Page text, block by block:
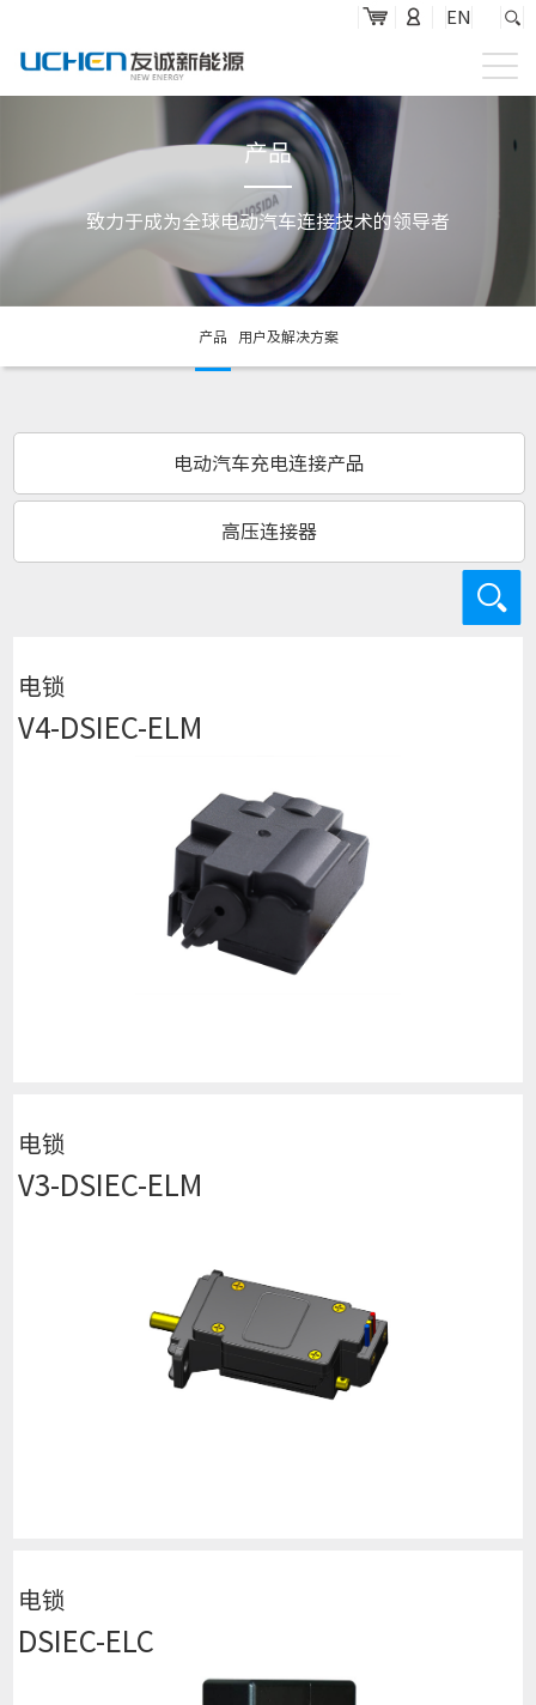
EN
关于友诚
产品服务
产品
致力于成为全球电动汽车连接技术的领导者
产品 用户及解决方案
电动汽车充电连接产品
高压连接器
电锁
V4-DSIEC-ELM
电锁
V3-DSIEC-ELM
电锁
DSIEC-ELC